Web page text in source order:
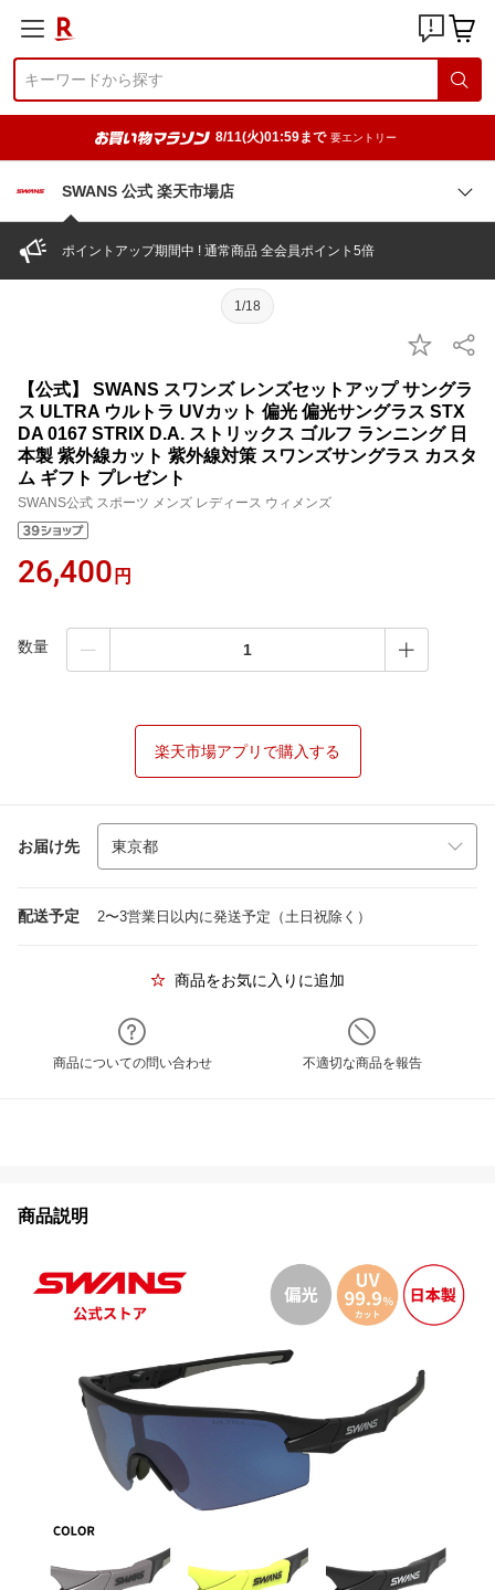
8/11(火)01:59まで 要エントリー
SWANS 公式 楽天市場店
ポイントアップ期間中 ! 通常商品 全会員ポイント5倍
1/18
【公式】 SWANS スワンズ レンズセットアップ サングラ
ス ULTRA ウルトラ UVカット 偏光 偏光サングラス STX
DA 0167 STRIX D.A. ストリックス ゴルフ ランニング 日
本製 紫外線カット 紫外線対策 スワンズサングラス カスタ
ム ギフト プレゼント
SWANS公式 スポーツ メンズ レディース ウィメンズ
26,400 円
数量
楽天市場アプリで購入する
お届け先
配送予定 2〜3営業日以内に発送予定（土日祝除く）
商品をお気に入りに追加
商品についての問い合わせ 不適切な商品を報告
商品説明